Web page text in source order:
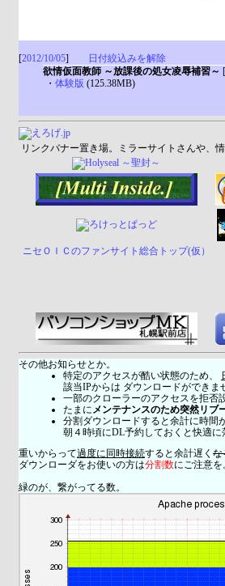
[2012/10/05]
日付絞込みを解除
欲情仮面教師 ～放課後の処女凌辱補習～ [
・ 体験版 (125.38MB)
リンクバナー置き場。ミラーサイトさんや、
ニセＯＩＣのファンサイト総合トップ(仮）
その他お知らせとか。
特定のアクセスが酷い状態のため、
該当IPからは ダウンロードができま
一部のクローラーのアクセスを拒否
たまにメンテナンスのため突然リブ
分割ダウンロードすると余計に時間
朝４時頃にDL予約しておくと快適に
重いからって過度に同時接続すると余計遅く な
ダウンローダをお使いの方は分割数にご注意を
緑のが、繋がってる数。